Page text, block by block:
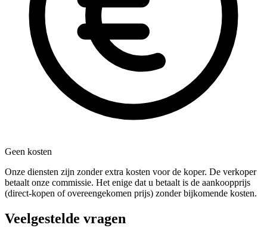
Geen kosten
Onze diensten zijn zonder extra kosten voor de koper. De verkoper
betaalt onze commissie. Het enige dat u betaalt is de aankoopprijs
(direct-kopen of overeengekomen prijs) zonder bijkomende kosten.
Veelgestelde vragen